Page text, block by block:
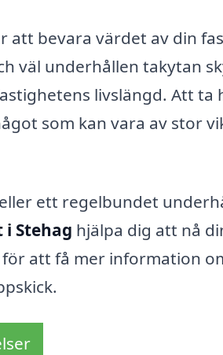
bevara värdet av din
väl underhållen takytan
livslängd. Att ta
som kan vara av stor
ett regelbundet
Stehag hjälpa dig att nå
att få mer information